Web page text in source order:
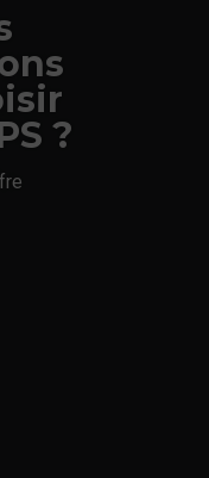
?